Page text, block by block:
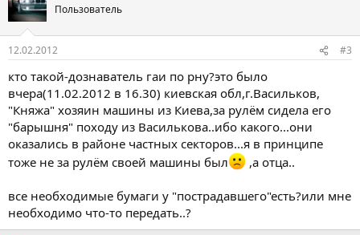
Пользователь
12.02.2012 #3
кто такой-дознаватель гаи по рну?это было
вчера(11.02.2012 в 16.30) киевская обл,г.Васильков,
"Княжа" хозяин машины из Киева,за рулём сидела его
"барышня" походу из Василькова..ибо какого...они
оказались в районе частных секторов...я в принципе
тоже не за рулём своей машины был
,а отца..
все необходимые бумаги у "пострадавшего"есть?или мне
необходимо что-то передать..?